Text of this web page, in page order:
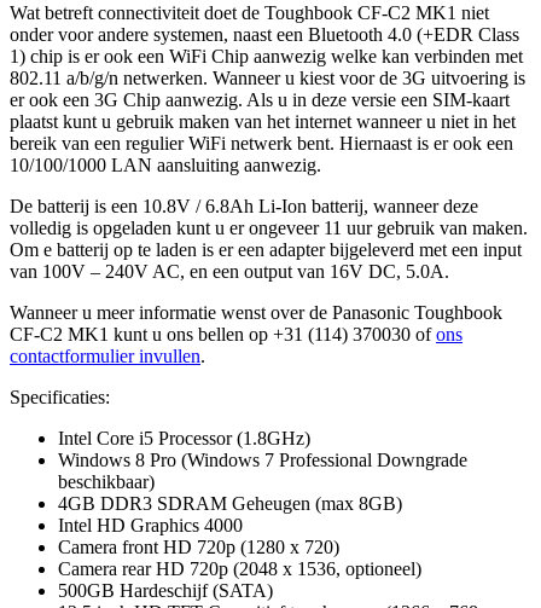
Wat betreft connectiviteit doet de Toughbook CF-C2 MK1 niet
onder voor andere systemen, naast een Bluetooth 4.0 (+EDR Class
1) chip is er ook een WiFi Chip aanwezig welke kan verbinden met
802.11 a/b/g/n netwerken. Wanneer u kiest voor de 3G uitvoering is
er ook een 3G Chip aanwezig. Als u in deze versie een SIM-kaart
plaatst kunt u gebruik maken van het internet wanneer u niet in het
bereik van een regulier WiFi netwerk bent. Hiernaast is er ook een
10/100/1000 LAN aansluiting aanwezig.
De batterij is een 10.8V / 6.8Ah Li-Ion batterij, wanneer deze
volledig is opgeladen kunt u er ongeveer 11 uur gebruik van maken.
Om e batterij op te laden is er een adapter bijgeleverd met een input
van 100V – 240V AC, en een output van 16V DC, 5.0A.
Wanneer u meer informatie wenst over de Panasonic Toughbook
CF-C2 MK1 kunt u ons bellen op +31 (114) 370030 ofons
contactformulier invullen.
Specificaties:
Intel Core i5 Processor (1.8GHz)
Windows 8 Pro (Windows 7 Professional Downgrade
beschikbaar)
4GB DDR3 SDRAM Geheugen (max 8GB)
Intel HD Graphics 4000
Camera front HD 720p (1280 x 720)
Camera rear HD 720p (2048 x 1536, optioneel)
500GB Hardeschijf (SATA)